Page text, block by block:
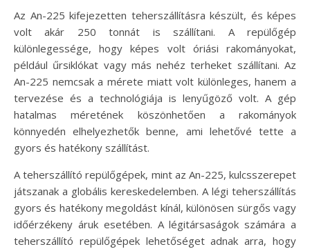
Az An-225 kifejezetten teherszállításra készült, és képes
volt akár 250 tonnát is szállítani. A repülőgép
különlegessége, hogy képes volt óriási rakományokat,
például űrsiklókat vagy más nehéz terheket szállítani. Az
An-225 nemcsak a mérete miatt volt különleges, hanem a
tervezése és a technológiája is lenyűgöző volt. A gép
hatalmas méretének köszönhetően a rakományok
könnyedén elhelyezhetők benne, ami lehetővé tette a
gyors és hatékony szállítást.
A teherszállító repülőgépek, mint az An-225, kulcsszerepet
játszanak a globális kereskedelemben. A légi teherszállítás
gyors és hatékony megoldást kínál, különösen sürgős vagy
időérzékeny áruk esetében. A légitársaságok számára a
teherszállító repülőgépek lehetőséget adnak arra, hogy